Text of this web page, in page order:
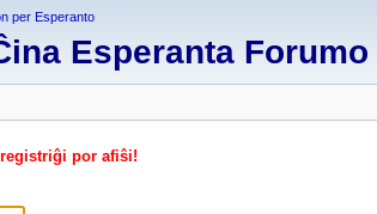
per Esperanto
Esperanta Forumo
registriĝi por afiŝi!